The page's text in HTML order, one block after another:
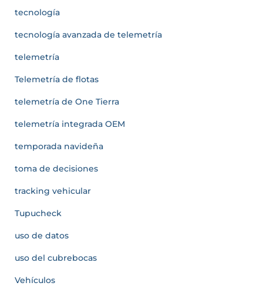
tecnología
tecnología avanzada de telemetría
telemetría
Telemetría de flotas
telemetría de One Tierra
telemetría integrada OEM
temporada navideña
toma de decisiones
tracking vehicular
Tupucheck
uso de datos
uso del cubrebocas
Vehículos